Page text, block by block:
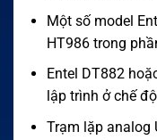
Một số model
HT986 trong
Entel DT882
lập trình ở chế
Trạm lặp analog